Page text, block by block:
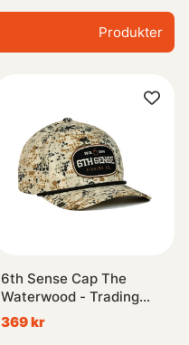
Produkter
6th Sense Cap The
Waterwood - Trading
Post
369 kr